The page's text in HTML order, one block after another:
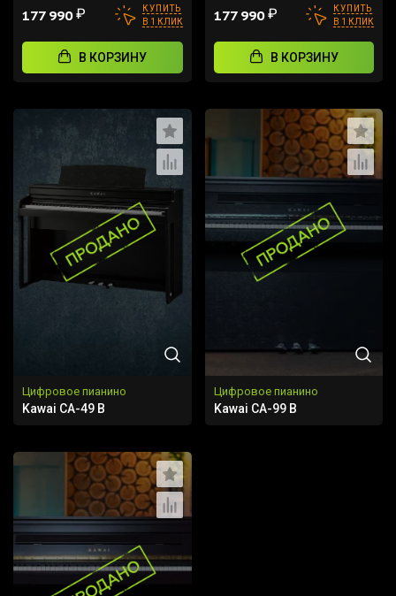
177 990₽
КУПИТЬ
В 1 КЛИК
В КОРЗИНУ
177 990₽
КУПИТЬ
В 1 КЛИК
В КОРЗИНУ
Цифровое пианино
Kawai CA-49 B
Цифровое пианино
Kawai CA-99 B